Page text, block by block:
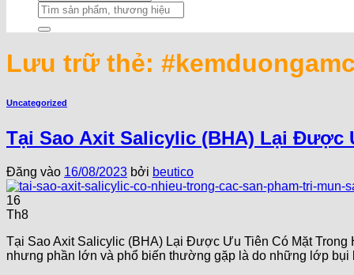
Search
for:
Lưu trữ thẻ:
Uncategorized
Tại Sao Axit Salicylic (BHA) Lại Được
Đăng vào 16/08/2023 bởi beutico
16
Th8
Tại Sao Axit Salicylic (BHA) Lại Được Ưu Tiên Có Mặt
nhưng phần lớn và phổ biến thường gặp là do những lớp